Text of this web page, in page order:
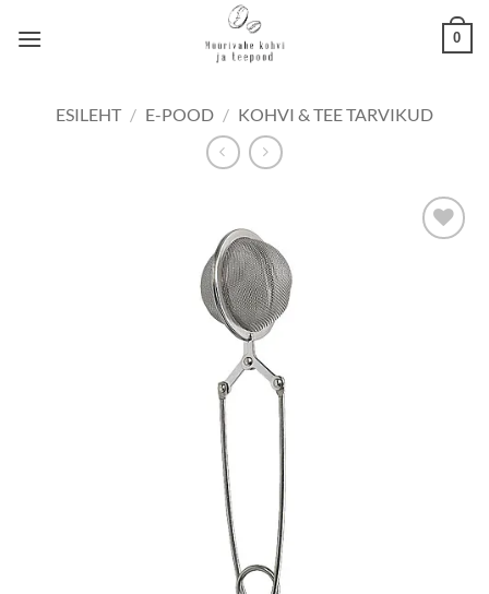
0
ESILEHT / E-POOD / KOHVI & TEE TARVIKUD